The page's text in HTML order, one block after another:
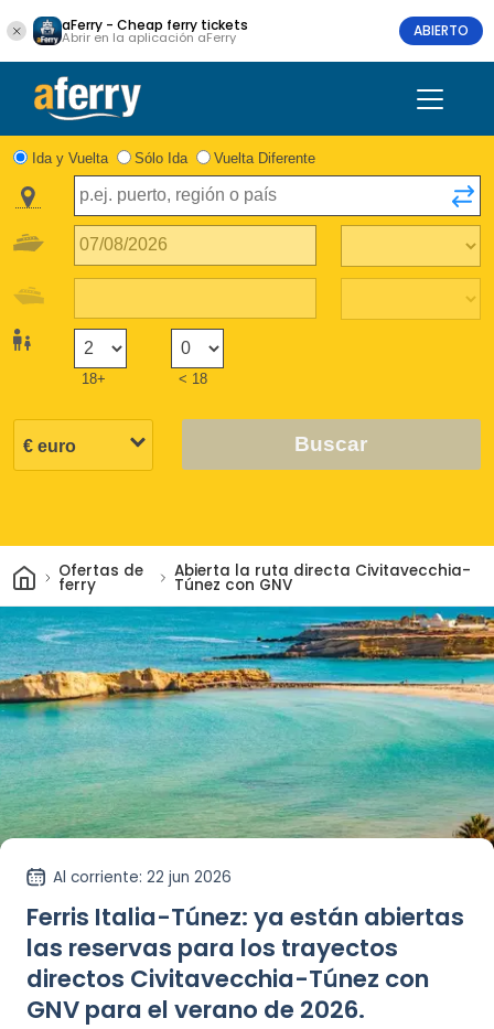
aFerry - Cheap ferry tickets
Abrir en la aplicación aFerry ABIERTO
Ida y Vuelta Sólo Ida Vuelta Diferente
18+ < 18
Buscar
InicioOfertas de
ferry
Abierta la ruta directa Civitavecchia-
Túnez con GNV
Al corriente: 22 jun 2026
Ferris Italia-Túnez: ya están abiertas
las reservas para los trayectos
directos Civitavecchia-Túnez con
GNV para el verano de 2026.